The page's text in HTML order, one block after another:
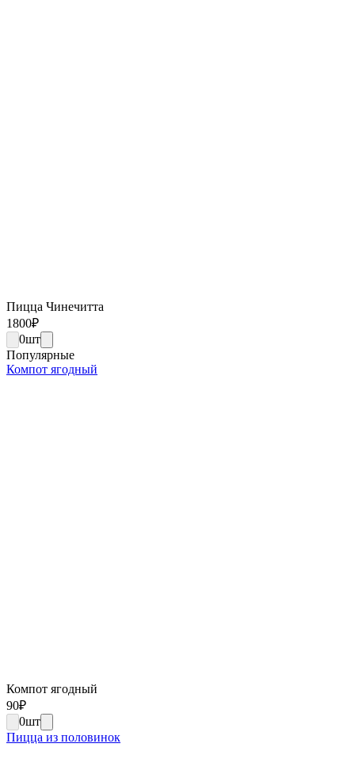
Пицца Чинечитта
1800₽
0шт
Популярные
Компот ягодный
Компот ягодный
90₽
0шт
Пицца из половинок